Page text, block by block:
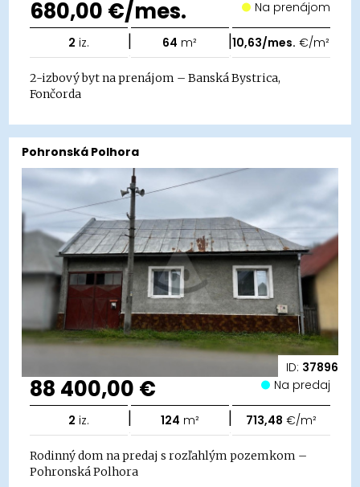
680,00 €/mes. Na prenájom
2 iz. | 64 m² |10,63/mes. €/m²
2-izbový byt na prenájom – Banská Bystrica,
Fončorda
ID: 37896
Pohronská Polhora
88 400,00 € Na predaj
2 iz. | 124 m² | 713,48 €/m²
Rodinný dom na predaj s rozľahlým pozemkom –
Pohronská Polhora